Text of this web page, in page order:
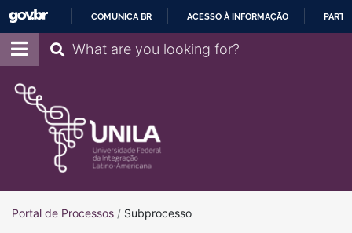
COMUNICA BR ACESSO À INFORMAÇÃO
Pesquisar
Portal de ProcessosPortal de Processos
/ Subprocesso